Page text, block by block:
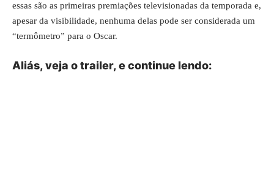
essas são as primeiras premiações televisionadas da temporada e,
apesar da visibilidade, nenhuma delas pode ser considerada um
“termômetro” para o Oscar.
Aliás, veja o trailer, e continue lendo: